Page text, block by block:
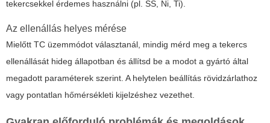
tekercsekkel érdemes használni (pl. SS, Ni, Ti).
Az ellenállás helyes mérése
Mielőtt TC üzemmódot választanál, mindig mérd meg a tekercs
ellenállását hideg állapotban és állítsd be a modot a gyártó által
megadott paraméterek szerint. A helytelen beállítás rövidzárlathoz
vagy pontatlan hőmérsékleti kijelzéshez vezethet.